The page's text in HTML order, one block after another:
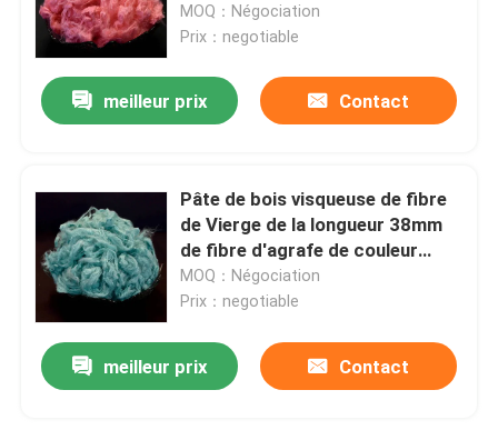
Aperçu
Produits
A propos de nous
MOQ：Négociation
Prix：negotiable
meilleur prix Contact
Pâte de bois visqueuse de fibre
de Vierge de la longueur 38mm
de fibre d'agrafe de couleur
bleue
MOQ：Négociation
Prix：negotiable
meilleur prix Contact
Chiffon de nettoyage bleu de voiture de structure de Superpol de serviettes de nettoyage de Microfiber